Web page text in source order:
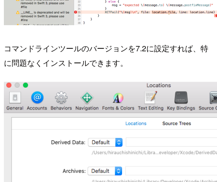
コマンドラインツールのバージョンを7.2に設定すれば、特
に問題なくインストールできます。